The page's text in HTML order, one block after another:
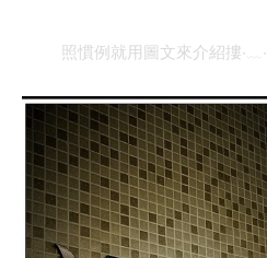
照慣例就用圖文來介紹摟‧﹏‧